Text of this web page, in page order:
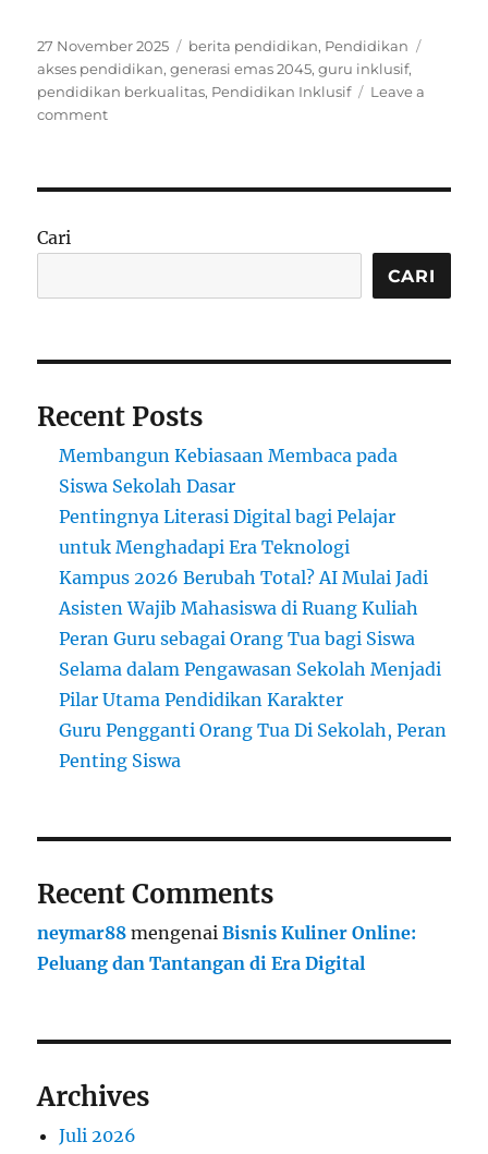
Posted
on
27 November 2025 Categories
berita pendidikan, Pendidikan
akses pendidikan,generasi emas 2045,guru inklusif,
pendidikan berkualitas, Pendidikan Inklusif
Leave a
commenton
Generasi
2045
Cari
CARI
Recent Posts
Membangun Kebiasaan Membaca pada
Siswa Sekolah Dasar
Pentingnya Literasi Digital bagi Pelajar
untuk Menghadapi Era Teknologi
Kampus 2026 Berubah Total? AI Mulai Jadi
Asisten Wajib Mahasiswa di Ruang Kuliah
Peran Guru sebagai Orang Tua bagi Siswa
Selama dalam Pengawasan Sekolah Menjadi
Pilar Utama Pendidikan Karakter
Guru Pengganti Orang Tua Di Sekolah, Peran
Penting Siswa
Recent Comments
neymar88 mengenaiBisnis Kuliner Online:
Peluang dan Tantangan di Era Digital
Archives
Juli 2026